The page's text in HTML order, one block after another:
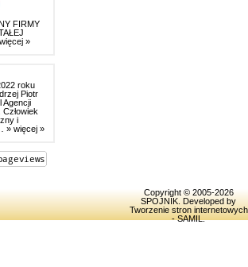
FIRMY
»
roku
Piotr
Agencji
i
» więcej »
Copyright © 2005-2026
SPOJNIK . Developed by
Tworzenie stron internetowych
- SAMIL.